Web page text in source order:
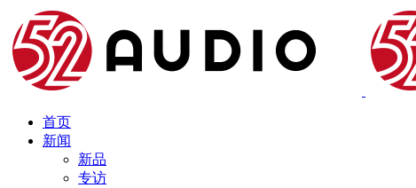
首页
新闻
新品
专访